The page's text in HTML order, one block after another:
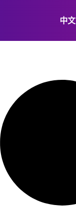
中文